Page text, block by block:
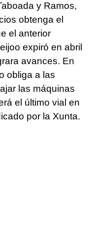
y Ramos,
obtenga el
el anterior
expiró en abril
avances. En
obliga a las
las máquinas
el último vial en
por la Xunta.